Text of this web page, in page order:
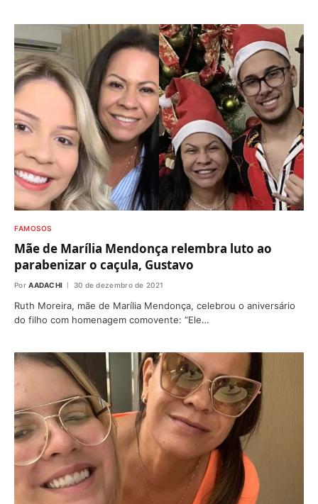
FAMOSOS
Mãe de Marília Mendonça relembra luto ao
parabenizar o caçula, Gustavo
Por AADACHI 30 de dezembro de 2021
Ruth Moreira, mãe de Marília Mendonça, celebrou o aniversário
do filho com homenagem comovente: “Ele…